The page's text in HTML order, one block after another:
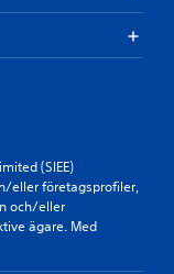
(SIEE)
eller företagsprofiler,
och/eller
ägare. Med